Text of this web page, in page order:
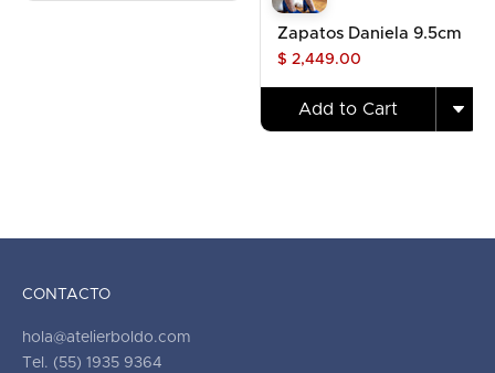
Zapatos Daniela 9.5cm
$ 2,449.00
Add to Cart
CONTACTO
hola@atelierboldo.com
Tel. (55) 1935 9364